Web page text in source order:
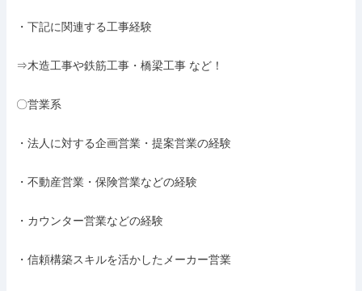
・下記に関連する工事経験
⇒木造工事や鉄筋工事・橋梁工事 など！
〇営業系
・法人に対する企画営業・提案営業の経験
・不動産営業・保険営業などの経験
・カウンター営業などの経験
・信頼構築スキルを活かしたメーカー営業